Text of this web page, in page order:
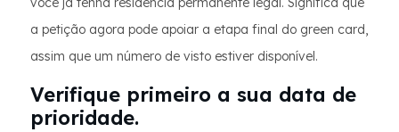
a petição agora pode apoiar a etapa final do green card,
assim que um número de visto estiver disponível.
Verifique primeiro a sua data de
prioridade.